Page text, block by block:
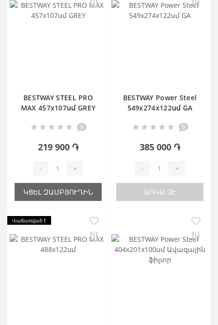
BESTWAY STEEL PRO
MAX 457х107սմ GREY
0
219 900 ֏
- +
ԿՑԵԼ ԶԱՄԲՅՈՒՂԻՆ
BESTWAY Power Steel
549х274х122սմ GA
0
385 000 ֏
- +
ԱՌԿԱ ՉԷ
Վաճառված է